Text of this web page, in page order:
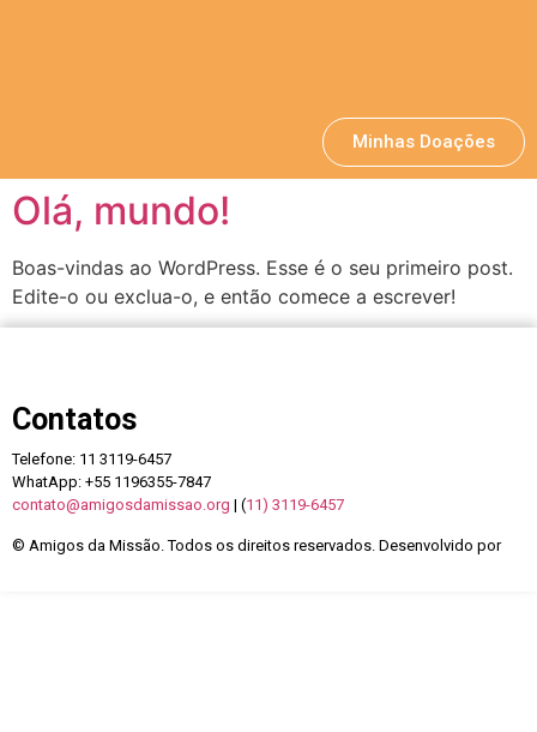
Minhas Doações
Olá, mundo!
Boas-vindas ao WordPress. Esse é o seu primeiro post.
Edite-o ou exclua-o, e então comece a escrever!
Contatos
Telefone: 11 3119-6457
WhatApp: +55 1196355-7847
contato@amigosdamissao.org | (11) 3119-6457
© Amigos da Missão. Todos os direitos reservados. Desenvolvido por